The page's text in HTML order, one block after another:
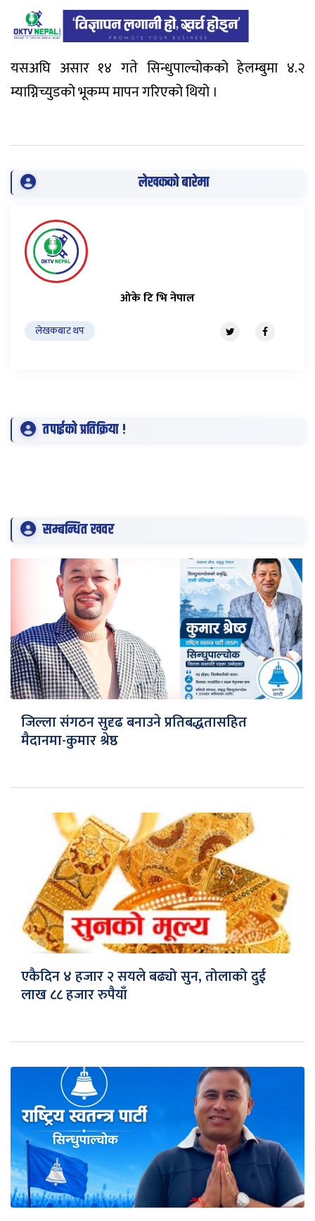
यसअघि असार १४ गते सिन्धुपाल्चोकको हेलम्बुमा ४.२
म्याग्निच्युडको भूकम्प मापन गरिएको थियो ।
लेखकको बारेमा
ओके टि भि नेपाल
लेखकबाट थप
तपाईको प्रतिक्रिया !
सम्बन्धित खवर
जिल्ला संगठन सुदृढ बनाउने प्रतिबद्धतासहित
मैदानमा-कुमार श्रेष्ठ
एकैदिन ४ हजार २ सयले बढ्यो सुन, तोलाको दुई
लाख ८८ हजार रुपैयाँ